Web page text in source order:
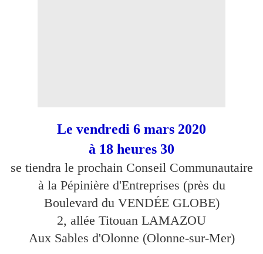
Le vendredi 6 mars 2020
à 18 heures 30
se tiendra le prochain Conseil Communautaire
à la Pépinière d'Entreprises (près du
Boulevard du VENDÉE GLOBE)
2, allée Titouan LAMAZOU
Aux Sables d'Olonne (Olonne-sur-Mer)